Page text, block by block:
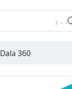
Dala 360